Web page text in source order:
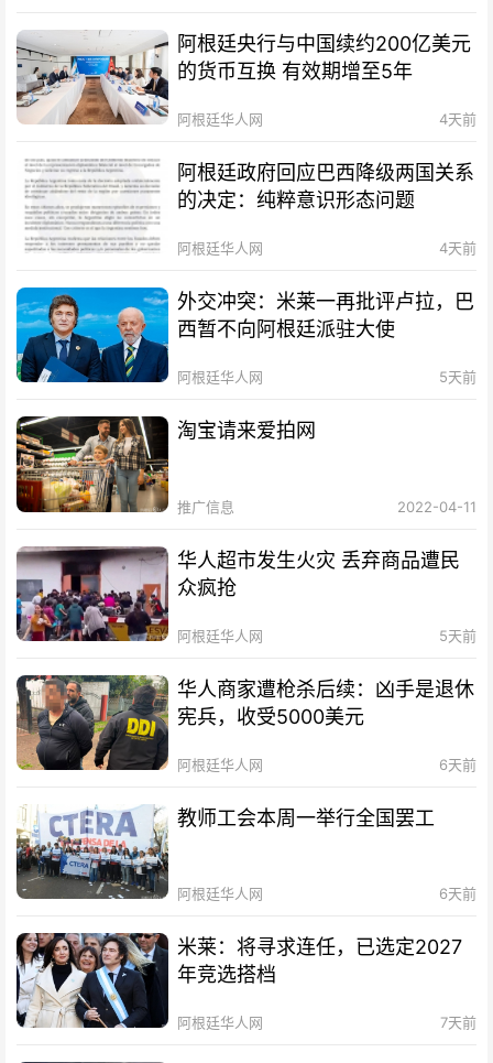
阿根廷央行与中国续约200亿美元
的货币互换 有效期增至5年
阿根廷华人网 4天前
阿根廷政府回应巴西降级两国关系
的决定：纯粹意识形态问题
阿根廷华人网 4天前
外交冲突：米莱一再批评卢拉，巴
西暂不向阿根廷派驻大使
阿根廷华人网 5天前
淘宝请来爱拍网
推广信息 2022-04-11
华人超市发生火灾 丢弃商品遭民
众疯抢
阿根廷华人网 5天前
华人商家遭枪杀后续：凶手是退休
宪兵，收受5000美元
阿根廷华人网 6天前
教师工会本周一举行全国罢工
阿根廷华人网 6天前
米莱：将寻求连任，已选定2027
年竞选搭档
阿根廷华人网 7天前